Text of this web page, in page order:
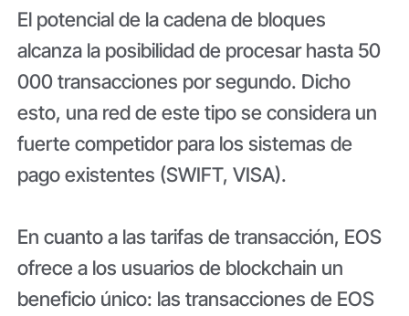
El potencial de la cadena de bloques
alcanza la posibilidad de procesar hasta 50
000 transacciones por segundo. Dicho
esto, una red de este tipo se considera un
fuerte competidor para los sistemas de
pago existentes (SWIFT, VISA).
En cuanto a las tarifas de transacción, EOS
ofrece a los usuarios de blockchain un
beneficio único: las transacciones de EOS